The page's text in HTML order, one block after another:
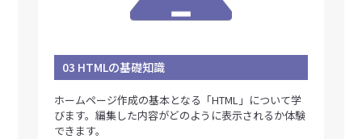
03 HTMLの基礎知識
ホームページ作成の基本となる「HTML」について学
びます。編集した内容がどのように表示されるか体験
できます。